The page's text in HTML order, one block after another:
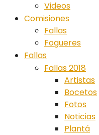
Videos
Comisiones
Fallas
Fogueres
Fallas
Fallas 2018
Artistas
Bocetos
Fotos
Noticias
Plantá